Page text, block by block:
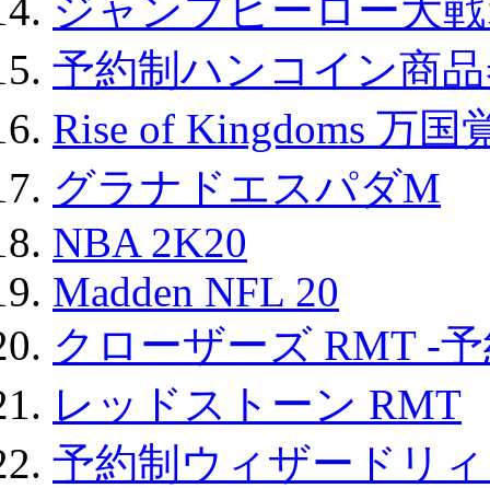
ジャンプヒーロー大
予約制ハンコイン商
Rise of Kingdoms 万
グラナドエスパダM
NBA 2K20
Madden NFL 20
クローザーズ RMT -
レッドストーン RMT
予約制ウィザードリ